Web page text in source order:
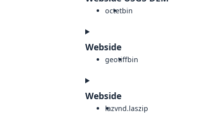
octetbin
Webside
geotiffbin
Webside
lazvnd.laszip